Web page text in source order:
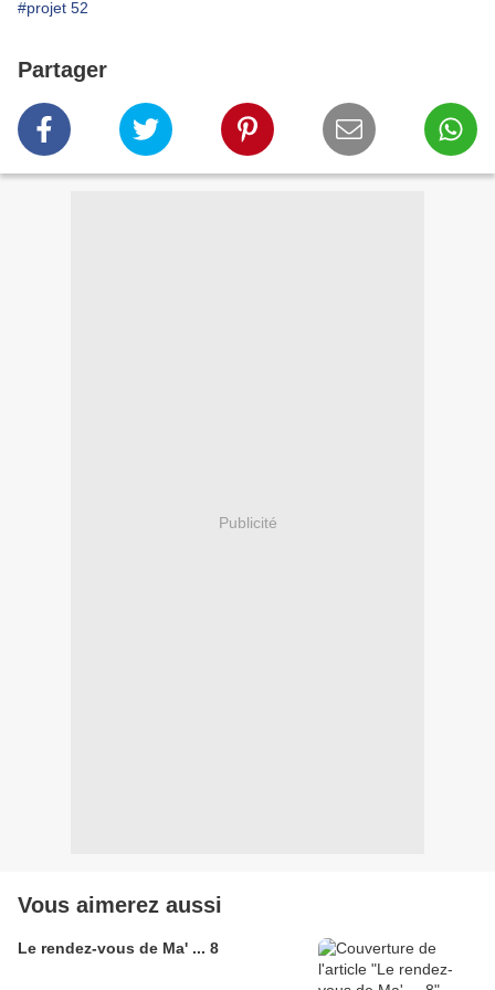
#projet 52
Partager
Publicité
Vous aimerez aussi
Le rendez-vous de Ma' ... 8